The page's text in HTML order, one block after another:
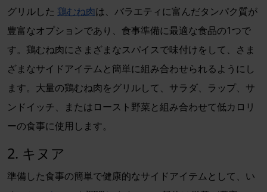
グリルした 鶏むね肉は、バラエティに富んだタンパク質が
豊富なオプションであり、食事準備に最適な食品の1つで
す。鶏むね肉にさまざまなスパイスで味付けをして、さま
ざまなサイドアイテムと簡単に組み合わせられるようにし
ます。大量の鶏むね肉をグリルして、サラダ、ラップ、サ
ンドイッチ、またはロースト野菜と組み合わせて低カロリ
ーの食事に使用します。
2. キヌア
準備した食事の簡単で健康的なサイドアイテムとして、い